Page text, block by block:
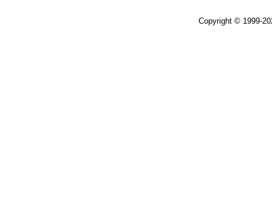
Copyright © 1999-